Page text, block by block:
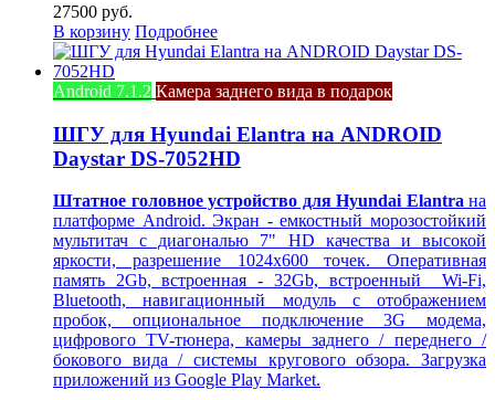
27500 руб.
В корзину Подробнее
Android 7.1.2 Камера заднего вида в подарок
ШГУ для Hyundai Elantra на ANDROID
Daystar DS-7052HD
Штатное головное устройство для Hyundai Elantra на
платформе Android. Экран - емкостный морозостойкий
мультитач с диагональю 7" HD качества и высокой
яркости, разрешение 1024х600 точек. Оперативная
память 2Gb, встроенная - 32Gb, встроенный Wi-Fi,
Bluetooth, навигационный модуль с отображением
пробок, опциональное подключение 3G модема,
цифрового TV-тюнера, камеры заднего / переднего /
бокового вида / системы кругового обзора. Загрузка
приложений из Google Play Market.